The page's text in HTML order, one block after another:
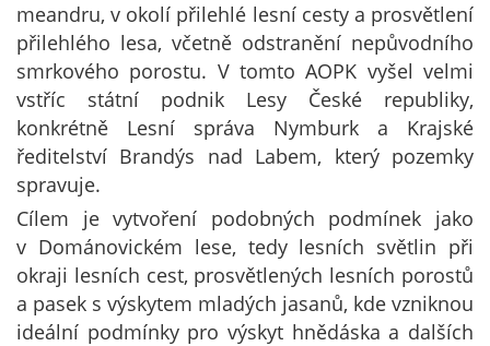
meandru, v okolí přilehlé lesní cesty a prosvětlení
přilehlého lesa, včetně odstranění nepůvodního
smrkového porostu. V tomto AOPK vyšel velmi
vstříc státní podnik Lesy České republiky,
konkrétně Lesní správa Nymburk a Krajské
ředitelství Brandýs nad Labem, který pozemky
spravuje.
Cílem je vytvoření podobných podmínek jako
v Dománovickém lese, tedy lesních světlin při
okraji lesních cest, prosvětlených lesních porostů
a pasek s výskytem mladých jasanů, kde vzniknou
ideální podmínky pro výskyt hnědáska a dalších